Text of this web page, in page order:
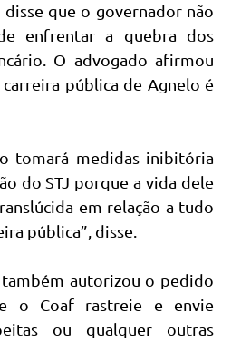
que o governador não
enfrentar a quebra dos
O advogado afirmou
pública de Agnelo é
tomará medidas inibitória
do STJ porque a vida dele
em relação a tudo
pública”, disse.
autorizou o pedido
o Coaf rastreie e envie
ou qualquer outras